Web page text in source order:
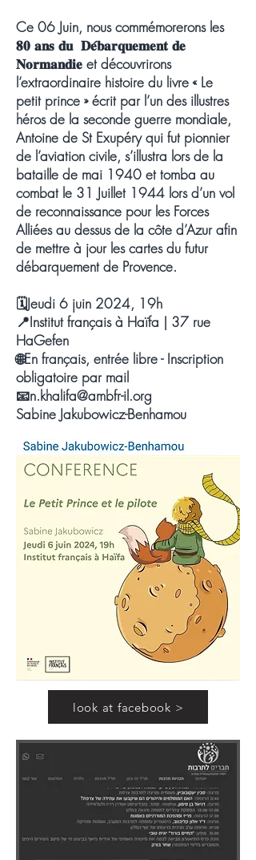
Ce 06 Juin, nous commémorerons les
𝟖𝟎 𝐚𝐧𝐬 𝐝𝐮 𝐃𝐞́𝐛𝐚𝐫𝐪𝐮𝐞𝐦𝐞𝐧𝐭 𝐝𝐞
𝐍𝐨𝐫𝐦𝐚𝐧𝐝𝐢𝐞 et découvrirons
l’extraordinaire histoire du livre « Le
petit prince » écrit par l’un des illustres
héros de la seconde guerre mondiale,
Antoine de St Exupéry qui fut pionnier
de l’aviation civile, s’illustra lors de la
bataille de mai 1940 et tomba au
combat le 31 Juillet 1944 lors d’un vol
de reconnaissance pour les Forces
Alliées au dessus de la côte d’Azur afin
de mettre à jour les cartes du futur
débarquement de Provence.
🗓Jeudi 6 juin 2024, 19h
📍Institut français à Haïfa | 37 rue
HaGefen
🌐En français, entrée libre - Inscription
obligatoire par mail
📧n.khalifa@ambfr-il.org
Sabine Jakubowicz-Benhamou
look at facebook >